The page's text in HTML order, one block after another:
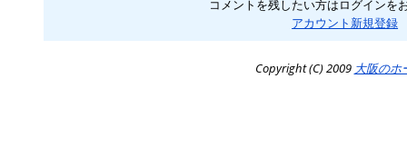
コメントを残したい方はログインを
アカウント新規登録
Copyright (C) 2009 大阪のホ